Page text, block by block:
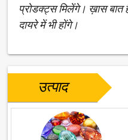
प्रोडक्ट्स मिलेंगे। ख़ास
दायरे में भी होंगे।
उत्पाद